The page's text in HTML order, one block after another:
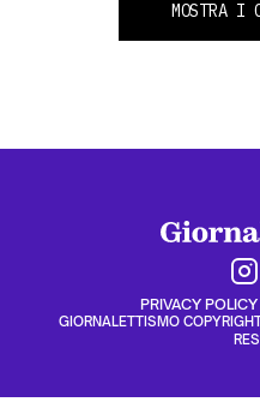
MOSTRA I
PRIVACY POLICY
GIORNALETTISMO